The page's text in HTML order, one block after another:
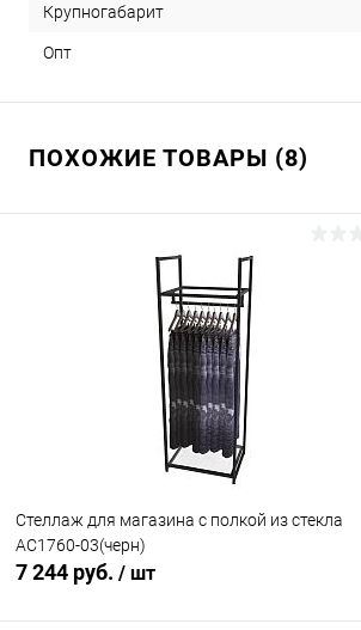
Крупногабарит
Опт
ПОХОЖИЕ ТОВАРЫ (8)
Стеллаж для магазина с полкой из стекла
AС1760-03(черн)
7 244 руб. / шт